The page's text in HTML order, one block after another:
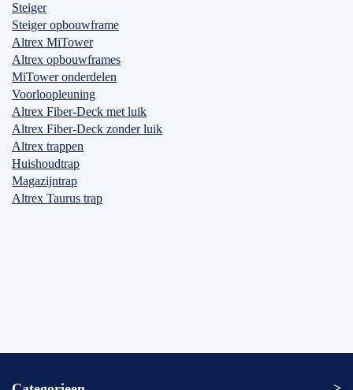
Steiger
Steiger opbouwframe
Altrex MiTower
Altrex opbouwframes
MiTower onderdelen
Voorloopleuning
Altrex Fiber-Deck met luik
Altrex Fiber-Deck zonder luik
Altrex trappen
Huishoudtrap
Magazijntrap
Altrex Taurus trap